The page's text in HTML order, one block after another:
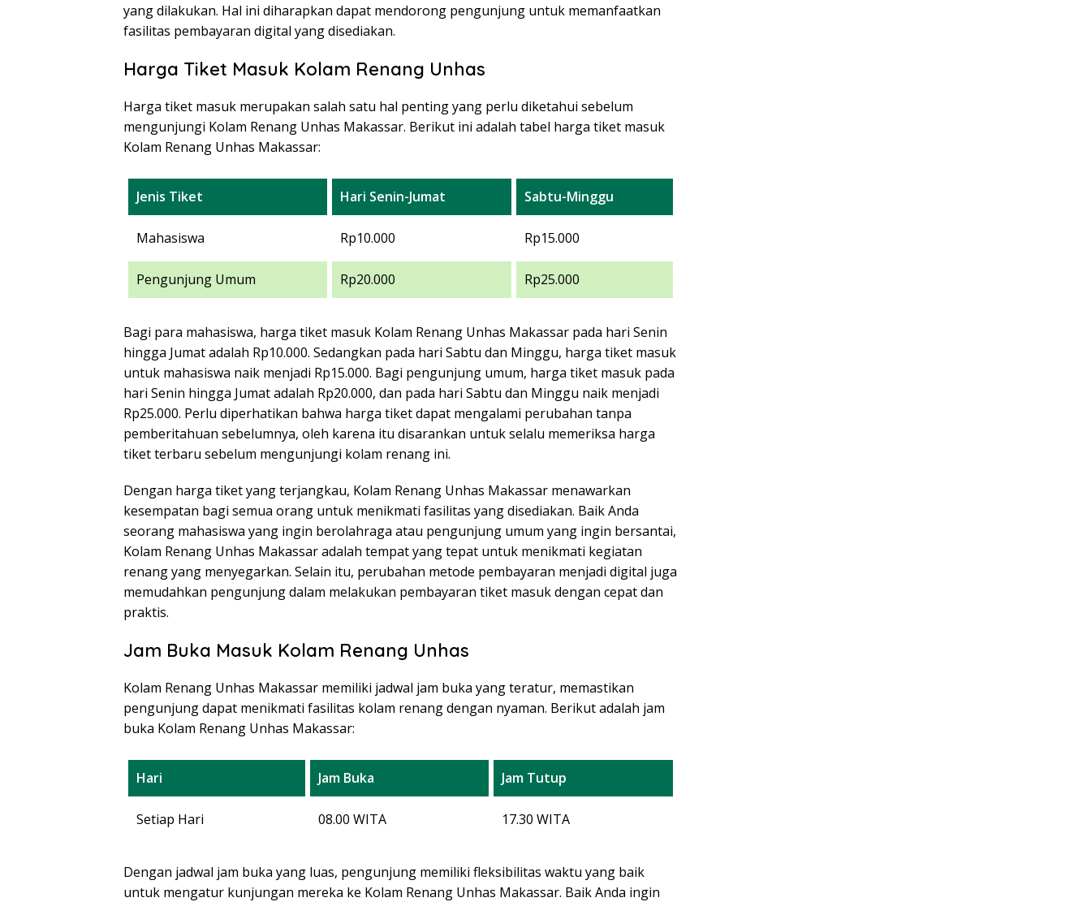
yang dilakukan. Hal ini diharapkan dapat mendorong pengunjung untuk memanfaatkan
fasilitas pembayaran digital yang disediakan.
Harga Tiket Masuk Kolam Renang Unhas
Harga tiket masuk merupakan salah satu hal penting yang perlu diketahui sebelum
mengunjungi Kolam Renang Unhas Makassar. Berikut ini adalah tabel harga tiket masuk
Kolam Renang Unhas Makassar:
Jenis Tiket Hari Senin-Jumat Sabtu-Minggu
Mahasiswa Rp10.000 Rp15.000
Pengunjung Umum Rp20.000 Rp25.000
Bagi para mahasiswa, harga tiket masuk Kolam Renang Unhas Makassar pada hari Senin
hingga Jumat adalah Rp10.000. Sedangkan pada hari Sabtu dan Minggu, harga tiket masuk
untuk mahasiswa naik menjadi Rp15.000. Bagi pengunjung umum, harga tiket masuk pada
hari Senin hingga Jumat adalah Rp20.000, dan pada hari Sabtu dan Minggu naik menjadi
Rp25.000. Perlu diperhatikan bahwa harga tiket dapat mengalami perubahan tanpa
pemberitahuan sebelumnya, oleh karena itu disarankan untuk selalu memeriksa harga
tiket terbaru sebelum mengunjungi kolam renang ini.
Dengan harga tiket yang terjangkau, Kolam Renang Unhas Makassar menawarkan
kesempatan bagi semua orang untuk menikmati fasilitas yang disediakan. Baik Anda
seorang mahasiswa yang ingin berolahraga atau pengunjung umum yang ingin bersantai,
Kolam Renang Unhas Makassar adalah tempat yang tepat untuk menikmati kegiatan
renang yang menyegarkan. Selain itu, perubahan metode pembayaran menjadi digital juga
memudahkan pengunjung dalam melakukan pembayaran tiket masuk dengan cepat dan
praktis.
Jam Buka Masuk Kolam Renang Unhas
Kolam Renang Unhas Makassar memiliki jadwal jam buka yang teratur, memastikan
pengunjung dapat menikmati fasilitas kolam renang dengan nyaman. Berikut adalah jam
buka Kolam Renang Unhas Makassar:
Hari Jam Buka Jam Tutup
Setiap Hari 08.00 WITA 17.30 WITA
Dengan jadwal jam buka yang luas, pengunjung memiliki fleksibilitas waktu yang baik
untuk mengatur kunjungan mereka ke Kolam Renang Unhas Makassar. Baik Anda ingin